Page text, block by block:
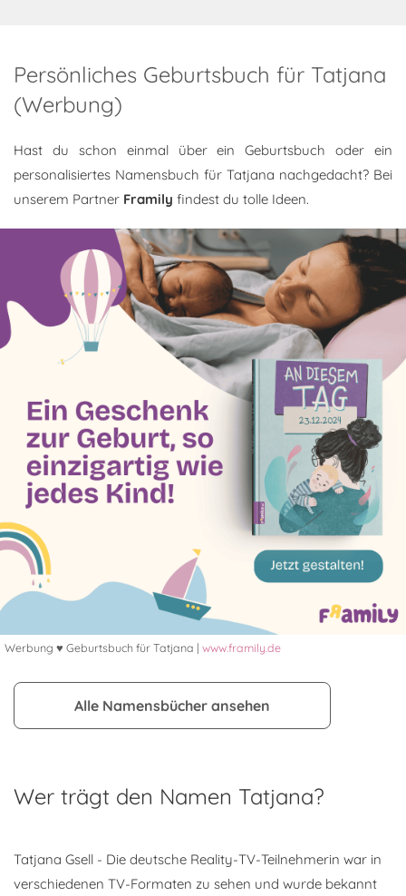
Persönliches Geburtsbuch für Tatjana
(Werbung)
Hast du schon einmal über ein Geburtsbuch oder ein
personalisiertes Namensbuch für Tatjana nachgedacht? Bei
unserem Partner Framily findest du tolle Ideen.
Werbung ♥ Geburtsbuch für Tatjana | www.framily.de
Alle Namensbücher ansehen
Wer trägt den Namen Tatjana?
Tatjana Gsell - Die deutsche Reality-TV-Teilnehmerin war in
verschiedenen TV-Formaten zu sehen und wurde bekannt